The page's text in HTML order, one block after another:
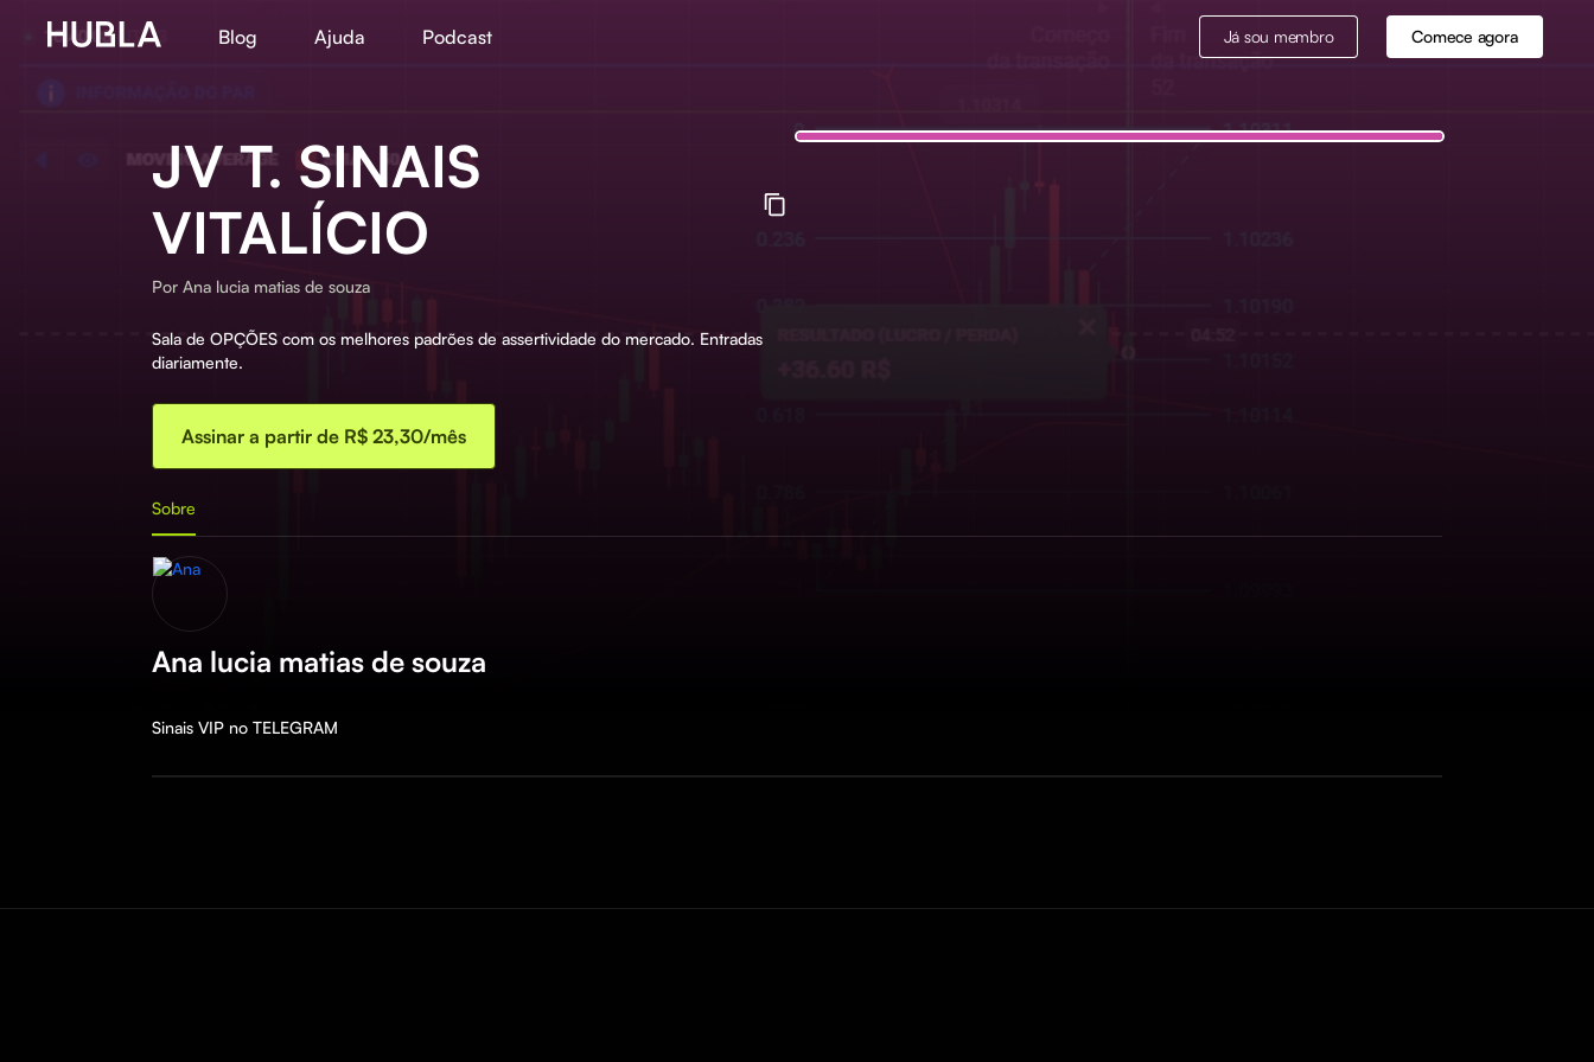
Blog Ajuda Podcast Já sou membro Comece agora
JV T. SINAIS
VITALÍCIO
Por Ana lucia matias de souza
Sala de OPÇÕES com os melhores padrões de assertividade do mercado. Entradas
diariamente.
Assinar a partir de R$ 23,30/mês
Sobre
Ana lucia matias de souza
Sinais VIP no TELEGRAM